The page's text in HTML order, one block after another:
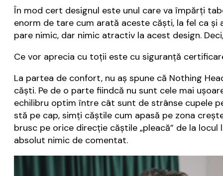
În mod cert designul este unul care va împărți
enorm de tare cum arată aceste căști, la fel ca
pare nimic, dar nimic atractiv la acest design.
Ce vor aprecia cu toții este cu siguranță
La partea de confort, nu aș spune că Nothing
căști. Pe de o parte fiindcă nu sunt cele mai
echilibru optim între cât sunt de strânse cupele
stă pe cap, simți căștile cum apasă pe zona
brusc pe orice direcție căștile „pleacă” de la
absolut nimic de comentat.